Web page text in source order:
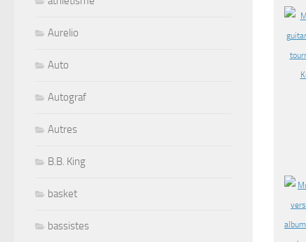
Aurelio
Auto
Autograf
Autres
B.B. King
basket
bassistes